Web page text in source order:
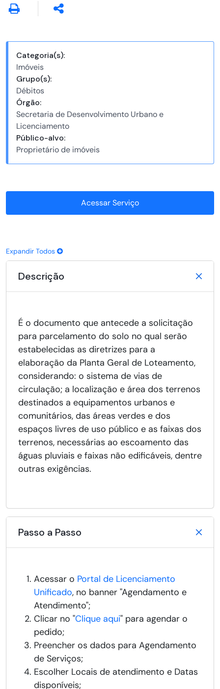
Categoria(s):
Imóveis
Grupo(s):
Débitos
Órgão:
Secretaria de Desenvolvimento Urbano e
Licenciamento
Público-alvo:
Proprietário de imóveis
Acessar Serviço
Expandir Todos
Descrição
É o documento que antecede a solicitação
para parcelamento do solo no qual serão
estabelecidas as diretrizes para a
elaboração da Planta Geral de Loteamento,
considerando: o sistema de vias de
circulação; a localização e área dos terrenos
destinados a equipamentos urbanos e
comunitários, das áreas verdes e dos
espaços livres de uso público e as faixas dos
terrenos, necessárias ao escoamento das
águas pluviais e faixas não edificáveis, dentre
outras exigências.
Passo a Passo
Acessar o Portal de Licenciamento
Unificado, no banner "Agendamento e
Atendimento";
Clicar no "Clique aqui" para agendar o
pedido;
Preencher os dados para Agendamento
de Serviços;
Escolher Locais de atendimento e Datas
disponíveis;